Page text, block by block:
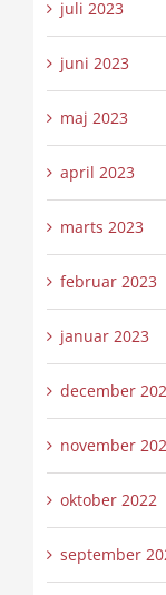
juli 2023
juni 2023
maj 2023
april 2023
marts 2023
februar 2023
januar 2023
december
november
oktober 2022
september